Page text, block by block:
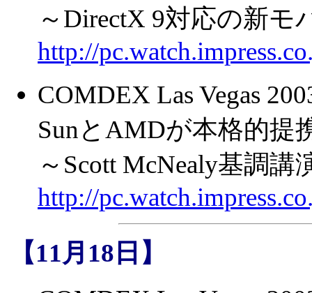
～DirectX 9対応の新モ
http://
COMDEX Las Vegas
SunとAMDが本格的提
～Scott McNealy基調講
http://
【11月18日】